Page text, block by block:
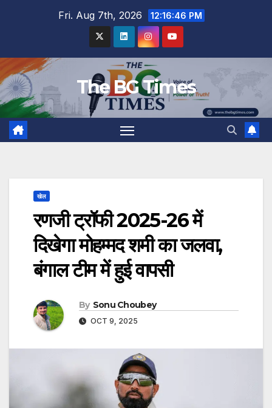
Fri. Aug 7th, 2026 12:16:47 PM
The BG Times
खेल
रणजी ट्रॉफी 2025-26 में
दिखेगा मोहम्मद शमी का जलवा,
बंगाल टीम में हुई वापसी
By Sonu Choubey
OCT 9, 2025